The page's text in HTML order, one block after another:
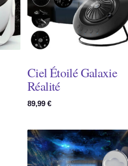
Ciel Étoilé Galaxie
Réalité
89,99 €